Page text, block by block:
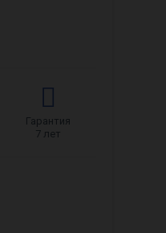
Гарантия
7 лет